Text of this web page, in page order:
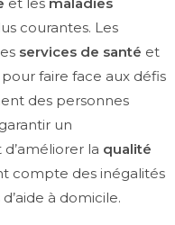
courantes. Les
services de santé et
pour faire face aux défis
des personnes
un
la qualité
compte des inégalités
à domicile.